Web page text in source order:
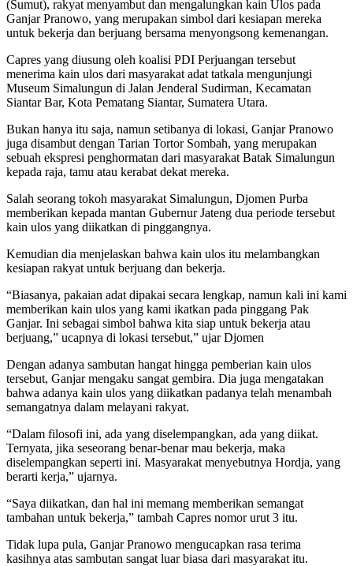
(Sumut), rakyat menyambut dan mengalungkan kain Ulos pada
Ganjar Pranowo, yang merupakan simbol dari kesiapan mereka
untuk bekerja dan berjuang bersama menyongsong kemenangan.
Capres yang diusung oleh koalisi PDI Perjuangan tersebut
menerima kain ulos dari masyarakat adat tatkala mengunjungi
Museum Simalungun di Jalan Jenderal Sudirman, Kecamatan
Siantar Bar, Kota Pematang Siantar, Sumatera Utara.
Bukan hanya itu saja, namun setibanya di lokasi, Ganjar Pranowo
juga disambut dengan Tarian Tortor Sombah, yang merupakan
sebuah ekspresi penghormatan dari masyarakat Batak Simalungun
kepada raja, tamu atau kerabat dekat mereka.
Salah seorang tokoh masyarakat Simalungun, Djomen Purba
memberikan kepada mantan Gubernur Jateng dua periode tersebut
kain ulos yang diikatkan di pinggangnya.
Kemudian dia menjelaskan bahwa kain ulos itu melambangkan
kesiapan rakyat untuk berjuang dan bekerja.
“Biasanya, pakaian adat dipakai secara lengkap, namun kali ini kami
memberikan kain ulos yang kami ikatkan pada pinggang Pak
Ganjar. Ini sebagai simbol bahwa kita siap untuk bekerja atau
berjuang,” ucapnya di lokasi tersebut,” ujar Djomen
Dengan adanya sambutan hangat hingga pemberian kain ulos
tersebut, Ganjar mengaku sangat gembira. Dia juga mengatakan
bahwa adanya kain ulos yang diikatkan padanya telah menambah
semangatnya dalam melayani rakyat.
“Dalam filosofi ini, ada yang diselempangkan, ada yang diikat.
Ternyata, jika seseorang benar-benar mau bekerja, maka
diselempangkan seperti ini. Masyarakat menyebutnya Hordja, yang
berarti kerja,” ujarnya.
“Saya diikatkan, dan hal ini memang memberikan semangat
tambahan untuk bekerja,” tambah Capres nomor urut 3 itu.
Tidak lupa pula, Ganjar Pranowo mengucapkan rasa terima
kasihnya atas sambutan sangat luar biasa dari masyarakat itu.